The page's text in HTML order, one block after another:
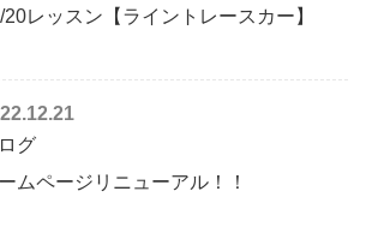
20レッスン【ライントレースカー】
グ
ムページリニューアル！！